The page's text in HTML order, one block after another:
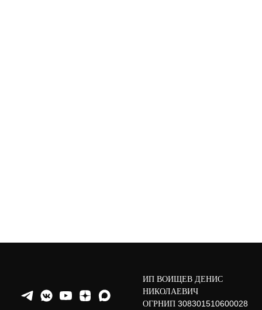
ИП ВОИЩЕВ ДЕНИС
НИКОЛАЕВИЧ
ОГРНИП 308301510600028